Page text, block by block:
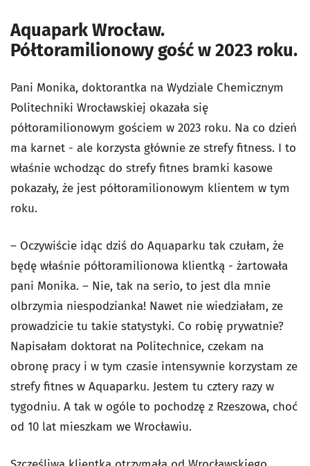
Aquapark Wrocław.
Półtoramilionowy gość w 2023 roku.
Pani Monika, doktorantka na Wydziale Chemicznym
Politechniki Wrocławskiej okazała się
półtoramilionowym gościem w 2023 roku. Na co dzień
ma karnet - ale korzysta głównie ze strefy fitness. I to
właśnie wchodząc do strefy fitnes bramki kasowe
pokazały, że jest półtoramilionowym klientem w tym
roku.
– Oczywiście idąc dziś do Aquaparku tak czułam, że
będę właśnie półtoramilionowa klientką - żartowała
pani Monika. – Nie, tak na serio, to jest dla mnie
olbrzymia niespodzianka! Nawet nie wiedziałam, ze
prowadzicie tu takie statystyki. Co robię prywatnie?
Napisałam doktorat na Politechnice, czekam na
obronę pracy i w tym czasie intensywnie korzystam ze
strefy fitnes w Aquaparku. Jestem tu cztery razy w
tygodniu. A tak w ogóle to pochodzę z Rzeszowa, choć
od 10 lat mieszkam we Wrocławiu.